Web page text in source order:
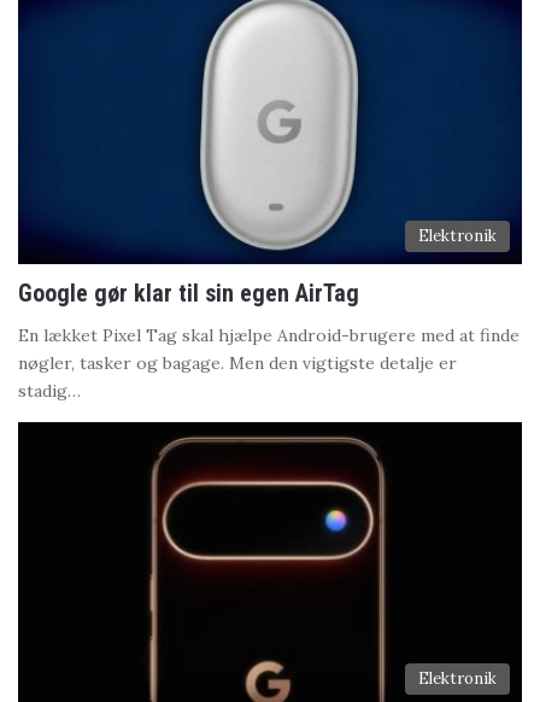
Elektronik
Google gør klar til sin egen AirTag
En lækket Pixel Tag skal hjælpe Android-brugere med at finde
nøgler, tasker og bagage. Men den vigtigste detalje er
stadig…
Elektronik